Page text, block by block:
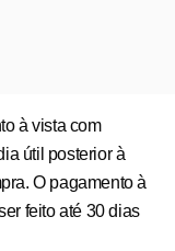
à vista com
útil posterior à
O pagamento à
feito até 30 dias